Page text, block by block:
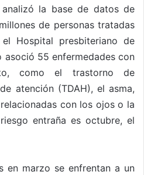
la base de datos de
de personas tratadas
Hospital presbiteriano de
asoció 55 enfermedades con
como el trastorno de
atención (TDAH), el asma,
con los ojos o la
entraña es octubre, el
en marzo se enfrentan a un